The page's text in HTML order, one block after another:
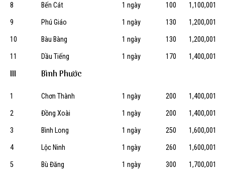
8
Bến Cát 1 ngày 100
1,100,001
9
Phú Giáo 1 ngày 130
1,200,001
10
Bàu Bàng 1 ngày 130
1,200,001
11
Dầu Tiếng 1 ngày 170 1,400,001
III Bình Phước
1 Chơn Thành 1 ngày 200
1,400,001
2
Đồng Xoài 1 ngày 200
1,400,001
3
Bình Long 1 ngày 250
1,600,001
4
Lộc Ninh 1 ngày 260
1,600,001
5
Bù Đăng 1 ngày 300
1,700,001